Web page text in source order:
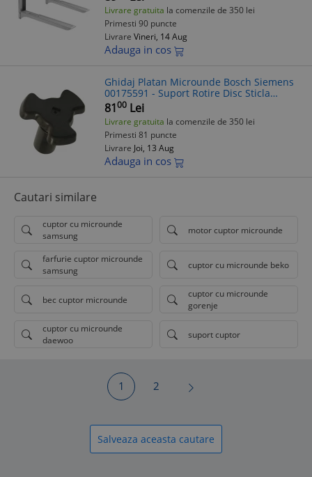
Livrare gratuita la comenzile de 350 lei
Primesti 90 puncte
Livrare Vineri, 14 Aug
Adauga in cos
Ghidaj Platan Microunde Bosch Siemens
00175591 - Suport Rotire Disc Sticla
Cuptor Microunde
8100 Lei
Livrare gratuita la comenzile de 350 lei
Primesti 81 puncte
Livrare Joi, 13 Aug
Adauga in cos
Cautari similare
cuptor cu microunde
samsung
motor cuptor microunde
farfurie cuptor microunde
samsung
cuptor cu microunde beko
bec cuptor microunde
cuptor cu microunde
gorenje
cuptor cu microunde
daewoo
suport cuptor
1 2
Salveaza aceasta cautare